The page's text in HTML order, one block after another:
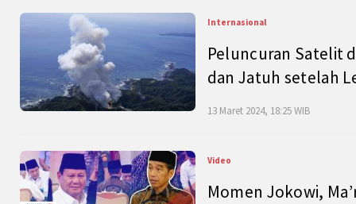
Internasional
Peluncuran Satelit
dan Jatuh setelah
13 Maret 2024, 18:25 WIB
Video
Momen Jokowi,